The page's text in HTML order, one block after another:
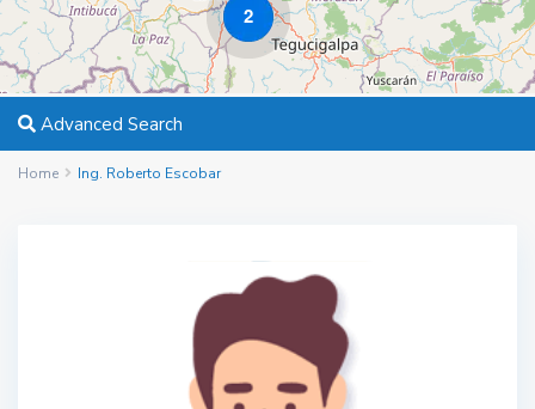
2
Advanced Search
Home Ing. Roberto Escobar